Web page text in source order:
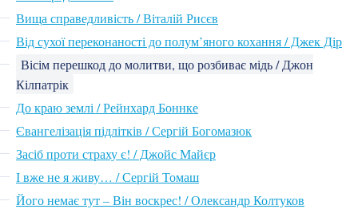
Вища справедливість / Віталій Рисєв
Від сухої переконаності до полум’яного кохання / Джек Дір
Вісім перешкод до молитви, що розбиває мідь / Джон
Кілпатрік
До краю землі / Рейнхард Боннке
Євангелізація підлітків / Сергій Богомазюк
Засіб проти страху є! / Джойс Майєр
І вже не я живу… / Сергій Томаш
Його немає тут – Він воскрес! / Олександр Колтуков